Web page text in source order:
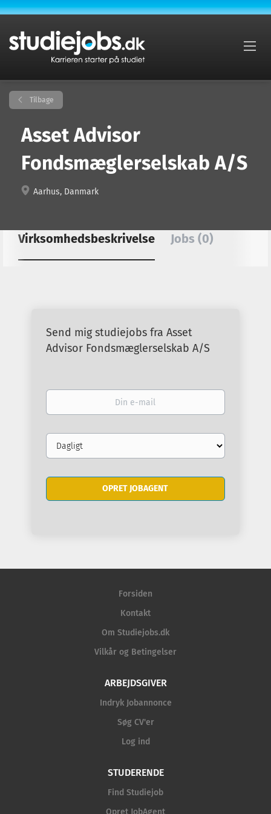
Tilbage
Asset Advisor
Fondsmæglerselskab A/S
Aarhus, Danmark
Virksomhedsbeskrivelse Jobs (0)
Send mig studiejobs fra Asset
Advisor Fondsmæglerselskab A/S
Din
Email
frequency
Forsiden
Kontakt
Om Studiejobs.dk
Vilkår og Betingelser
ARBEJDSGIVER
Indryk Jobannonce
Søg CV'er
Log ind
STUDERENDE
Find Studiejob
Opret JobAgent